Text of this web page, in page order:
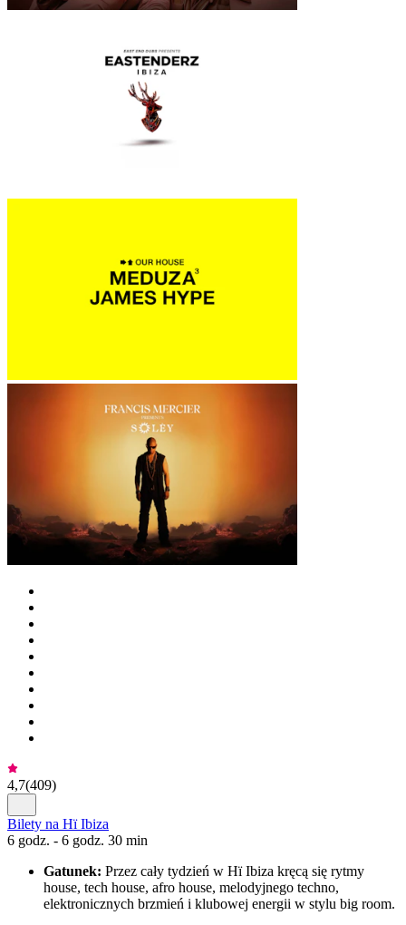
4,7(409)
Bilety na Hï Ibiza
6 godz. - 6 godz. 30 min
Gatunek: Przez cały tydzień w Hï Ibiza kręcą się rytmy
house, tech house, afro house, melodyjnego techno,
elektronicznych brzmień i klubowej energii w stylu big room.